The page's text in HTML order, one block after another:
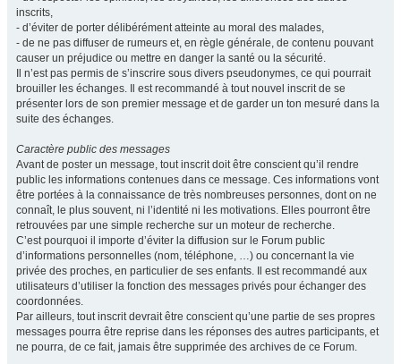
inscrits,
- d’éviter de porter délibérément atteinte au moral des malades,
- de ne pas diffuser de rumeurs et, en règle générale, de contenu pouvant
causer un préjudice ou mettre en danger la santé ou la sécurité.
Il n’est pas permis de s’inscrire sous divers pseudonymes, ce qui pourrait
brouiller les échanges. Il est recommandé à tout nouvel inscrit de se
présenter lors de son premier message et de garder un ton mesuré dans la
suite des échanges.
Caractère public des messages
Avant de poster un message, tout inscrit doit être conscient qu’il rendre
public les informations contenues dans ce message. Ces informations vont
être portées à la connaissance de très nombreuses personnes, dont on ne
connaît, le plus souvent, ni l’identité ni les motivations. Elles pourront être
retrouvées par une simple recherche sur un moteur de recherche.
C’est pourquoi il importe d’éviter la diffusion sur le Forum public
d’informations personnelles (nom, téléphone, …) ou concernant la vie
privée des proches, en particulier de ses enfants. Il est recommandé aux
utilisateurs d’utiliser la fonction des messages privés pour échanger des
coordonnées.
Par ailleurs, tout inscrit devrait être conscient qu’une partie de ses propres
messages pourra être reprise dans les réponses des autres participants, et
ne pourra, de ce fait, jamais être supprimée des archives de ce Forum.